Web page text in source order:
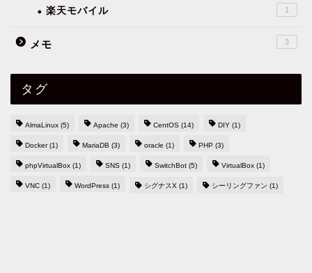
楽天モバイル 1
メモ 3
タグ
AlmaLinux (5) Apache (3) CentOS (14) DIY (1)
Docker(1) MariaDB (3) oracle (1) PHP (3)
phpVirtualBox (1) SNS (1) SwitchBot (5) VirtualBox (1)
VNC (1) WordPress (1) シグナスX (1) シーリングファン (1)